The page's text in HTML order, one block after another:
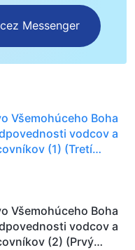
Messenger
Všemohúceho Boha
vodcov a
(1) (Tretí
Všemohúceho Boha
vodcov a
(2) (Prvý